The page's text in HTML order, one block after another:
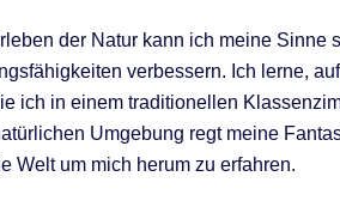
der Natur kann ich meine Sinne
verbessern. Ich lerne,
ich in einem traditionellen
Umgebung regt meine
Welt um mich herum zu erfahren.